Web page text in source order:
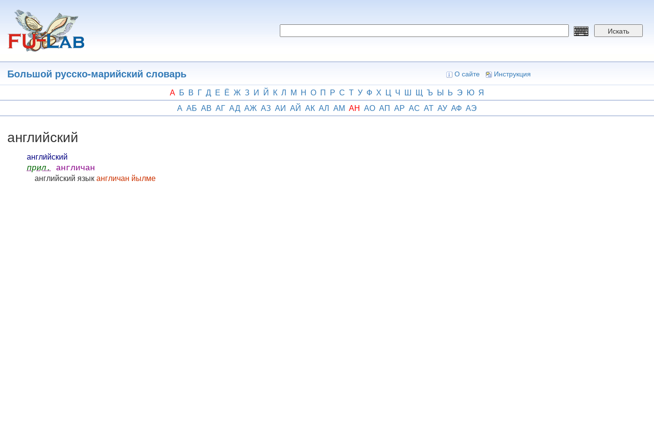
основному
содержанию
Искать
Большой русско-марийский словарь О сайте Инструкция
А Б В Г Д Е Ё Ж З И Й К Л М Н О П Р С Т У Ф Х Ц Ч Ш Щ Ъ Ы Ь Э Ю Я
А АБ АВ АГ АД АЖ АЗ АИ АЙ АК АЛ АМ АН АО АП АР АС АТ АУ АФ АЭ
английский
англи́йский
прил. англичан
английский языкангличан йылме